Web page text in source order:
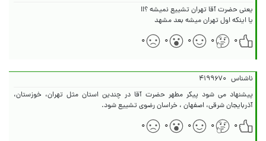
یا اینکه اول تهران میشه بعد مشهد
۰
۰ ۰ ۰ ۰
ناشناس ۴۱۹۹۶۷۰
پیشنهاد می شود پیکر مطهر حضرت آقا در چندین استان مثل تهران، خوزستان،
آذربایجان شرقی، اصفهان ، خراسان رضوی تشییع شود.
۰
۰ ۰ ۰ ۰